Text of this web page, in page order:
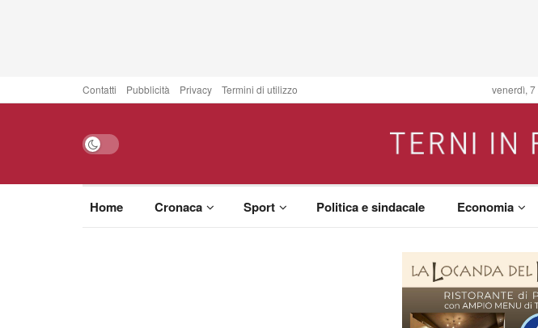
Contatti Pubblicità Privacy Termini di utilizzo venerdì, 7
Home Cronaca Sport Politica e sindacale Economia